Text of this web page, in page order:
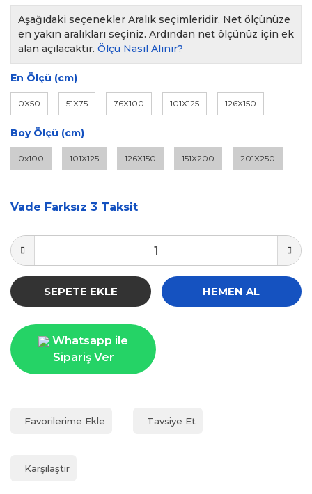
Aşağıdaki seçenekler Aralık seçimleridir. Net ölçünüze
en yakın aralıkları seçiniz. Ardından net ölçünüz için ek
alan açılacaktır. Ölçü Nasıl Alınır?
En Ölçü (cm)
0X50 51X75 76X100 101X125 126X150
Boy Ölçü (cm)
0x100 101X125 126X150 151X200 201X250
Vade Farksız 3 Taksit
SEPETE EKLE HEMEN AL
Whatsapp ile
Sipariş Ver
Tavsiye Et
Karşılaştır